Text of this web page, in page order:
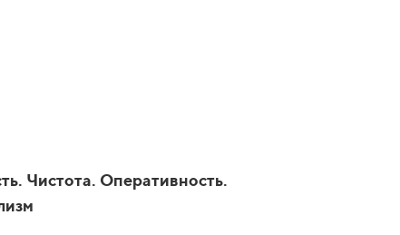
Чистота. Оперативность.